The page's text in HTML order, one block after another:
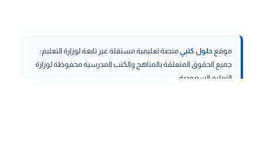
موقع حلول كتبيمنصة تعليمية مستقلة غير تابعة لوزارة التعليم؛
جميع الحقوق المتعلقة بالمناهج والكتب المدرسية محفوظة لوزارة
التعليم السعودية.